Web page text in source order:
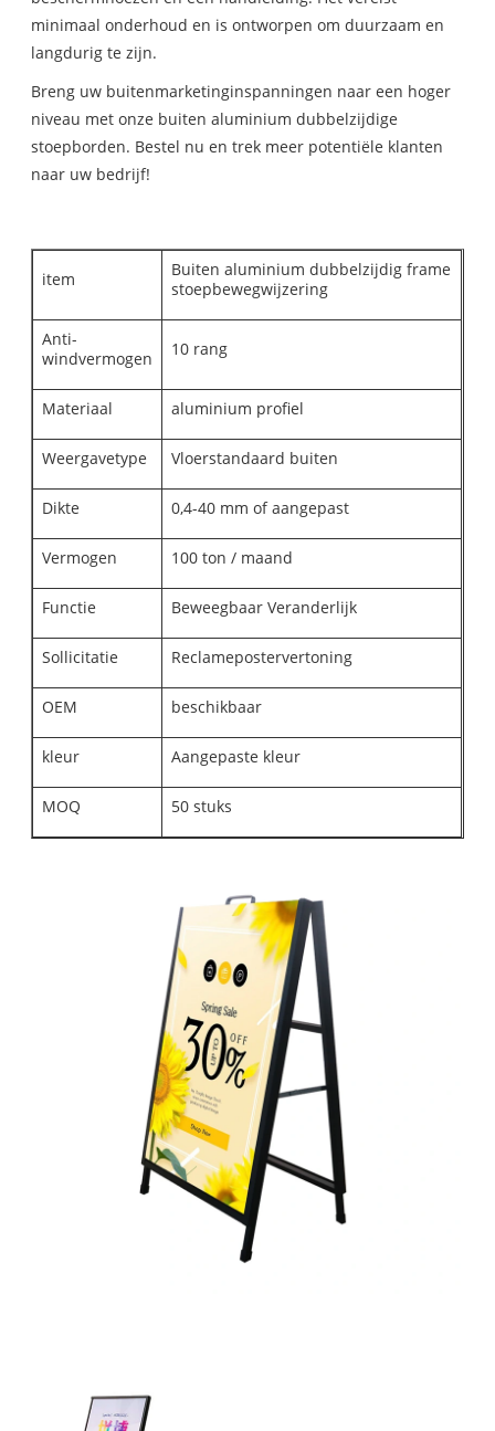
minimaal onderhoud en is ontworpen om duurzaam en
langdurig te zijn.
Breng uw buitenmarketinginspanningen naar een hoger
niveau met onze buiten aluminium dubbelzijdige
stoepborden. Bestel nu en trek meer potentiële klanten
naar uw bedrijf!
item
Buiten aluminium dubbelzijdig frame
stoepbewegwijzering
Anti-
windvermogen
10 rang
Materiaal aluminium profiel
Weergavetype Vloerstandaard buiten
Dikte 0,4-40 mm of aangepast
Vermogen 100 ton / maand
Functie Beweegbaar Veranderlijk
Sollicitatie Reclamepostervertoning
OEM beschikbaar
kleur Aangepaste kleur
MOQ 50 stuks